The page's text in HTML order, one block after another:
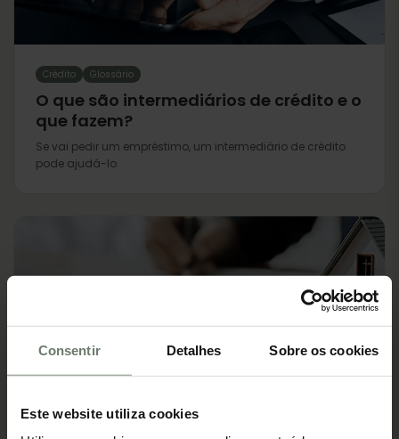
Consentir Detalhes Sobre os cookies
Este website utiliza cookies
Crédito Glossário
O que são intermediários de crédito e o
que fazem?
Se vai pedir um empréstimo, um intermediário de crédito
pode ajudá-lo
Crédito Glossário
Comprar imóvel: a diferença entre um